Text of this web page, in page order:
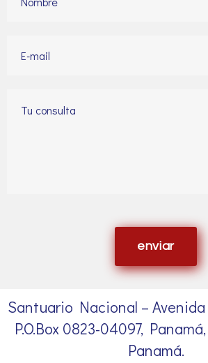
enviar
Santuario Nacional –
P.O.Box 0823-04097,
Panamá.